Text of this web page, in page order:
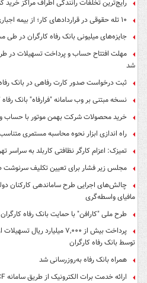
رایج‌ترین تخلفات رانندگی اطراف مراکز خرید
۱۰ تله حقوقی در قراردادهای کار؛ از بیمه اجباری تا سفیدامضاء خطرناک
جایزه‌های میلیونی بانک رفاه کارگران در طی
شد
ثبت درخواست صدور کارت رفاهی در بانک
نسخه مبتنی بر وب سامانه "فرارفاه" بانک
خرید محصولات شرکت بهمن موتور با حساب
راه اندازی ابزار نحوه محاسبه مستمری
تمیزک: اعزام کارگر نظافتی کاربلد به سراسر
مجلس زیر فشار برای تعیین تکلیف سرنوشت
چالش‌های اجرایی طرح ساماندهی کارکنان
مافیای واسطه‌گری
طرح ملی "کارافن" با حمایت بانک رفاه
پرداخت بیش از ۷,۰۰۰ میلیارد
توسط بانک رفاه کارگران
همراه بانک رفاه به‌روزرسانی شد
ارائه خدمت برات الکترونیک از طریق سامانه SCF بانک رفاه کارگران